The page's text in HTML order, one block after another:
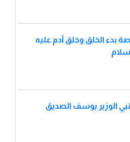
بدء الخلق وخلق آدم عليه
الوزير يوسف الصديق